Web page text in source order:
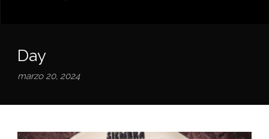
Day
marzo 20, 2024